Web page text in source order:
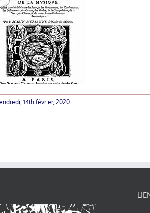
14th février, 2020